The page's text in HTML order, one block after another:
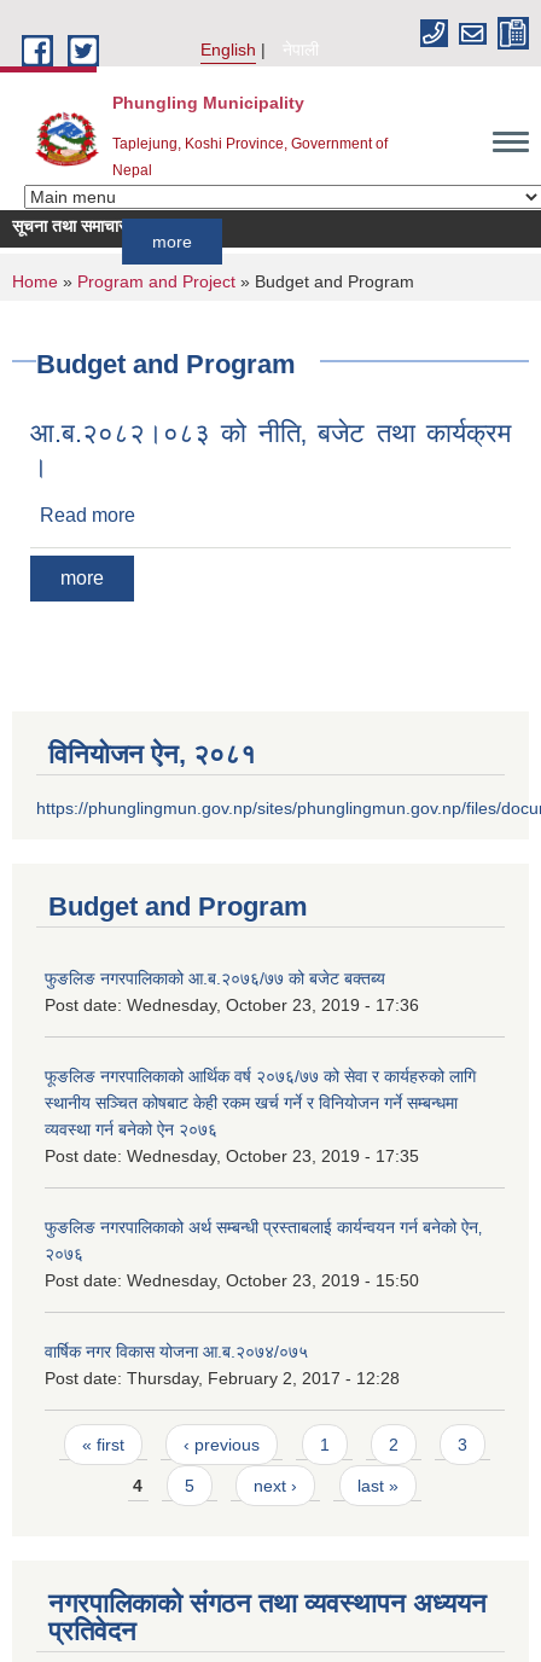
English
नेपाली
Phungling Municipality
Taplejung, Koshi Province, Government of
Nepal
सूचना तथा समाचार
You are here
Home » Program and Project » Budget and Program
Budget and Program
आ.ब.२०८२।०८३ को नीति‚ बजेट तथा कार्यक्रम
।
Read more
more
विनियोजन ऐन‚ २०८१
https://phunglingmun.gov.np/sites/phunglingmun.gov.np/files/
Budget and Program
फुङलिङ नगरपालिकाको आ.ब.२०७६/७७ को बजेट बक्तब्य
Post date: Wednesday, October 23, 2019 - 17:36
फूङलिङ नगरपालिकाको आर्थिक वर्ष २०७६/७७ को सेवा र कार्यहरुको लागि
स्थानीय सञ्चित कोषबाट केही रकम खर्च गर्ने र विनियोजन गर्ने सम्बन्धमा
व्यवस्था गर्न बनेको ऐन २०७६
Post date: Wednesday, October 23, 2019 - 17:35
फुङलिङ नगरपालिकाको अर्थ सम्बन्धी प्रस्ताबलाई कार्यन्वयन गर्न बनेको ऐन‚
२०७६
Post date: Wednesday, October 23, 2019 - 15:50
वार्षिक नगर विकास योजना आ.ब.२०७४/०७५
Post date: Thursday, February 2, 2017 - 12:28
Pages
« first ‹ previous 1 2 3
4 5 next › last »
नगरपालिकाको संगठन तथा व्यवस्थापन अध्ययन
प्रतिवेदन